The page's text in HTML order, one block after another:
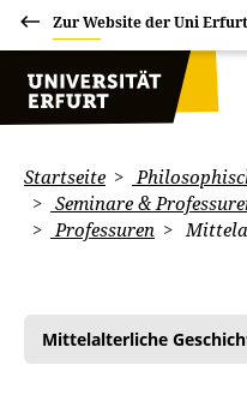
Zur Website der Uni Erfurt
Startseite
Seminare &
Professuren
Mittelalterliche